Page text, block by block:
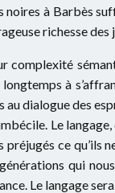
à Barbès
richesse
complexité
à
dialogue des
Le
ce qu’ils
qui
Le langage